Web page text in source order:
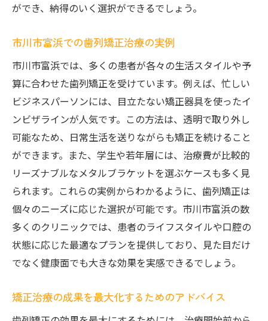
ができ、納得のいく選択ができるでしょう。
市川市富浜での歯列矯正治療の実例
市川市富浜では、多くの患者が各々の生活スタイルや予
算に合わせた歯列矯正を受けています。例えば、忙しい
ビジネスパーソンには、目立たない矯正器具を使ったイ
ンビザラインが人気です。この方法は、透明で取り外し
可能なため、日常生活を送りながらも矯正を続けること
ができます。また、学生や若年層には、治療費が比較的
リーズナブルなメタルブラケットを選ぶケースも多く見
られます。これらの実例からわかるように、歯列矯正は
個々のニーズに応じた選択が可能です。市川市富浜の数
多くのクリニックでは、患者のライフスタイルや口腔の
状態に応じた最適なプランを提供しており、見た目だけ
でなく健康面でも大きな効果を実感できるでしょう。
矯正治療の成果を最大化するためのアドバイス